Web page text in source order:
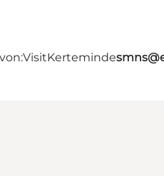
VisitKerteminde